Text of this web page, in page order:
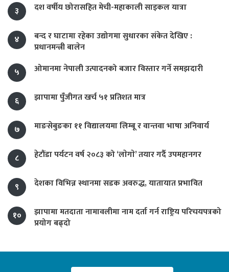
३ दश वर्षीय छोरासहित मेची-महाकाली साइकल यात्रा
४
बन्द र घाटामा रहेका उद्योगमा सुधारका संकेत देखिए :
प्रधानमन्त्री बालेन
५
ओमानमा नेपाली उत्पादनको बजार विस्तार गर्ने समझदारी
६ झापामा पुँजीगत खर्च ५१ प्रतिशत मात्र
७ माङसेबुङका ११ विद्यालयमा लिम्बू र वान्तवा भाषा अनिवार्य
८ हेटौंडा पर्यटन वर्ष २०८३ को ‘लाेगाे’ तयार गर्दै उपमहानगर
९ देशका विभिन्न स्थानमा सडक अवरुद्ध, यातायात प्रभावित
१०
झापामा मतदाता नामावलीमा नाम दर्ता गर्न राष्ट्रिय परिचयपत्रको
प्रयोग बढ्दो